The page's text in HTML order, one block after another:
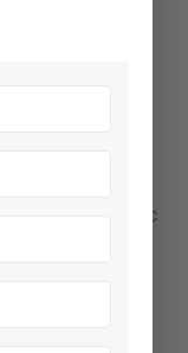
hỗ trợ người
ứng đầy đủ các
cá, lươn… từ
dịch đến phục
hiểm.
sản Ecotech
trên tôm